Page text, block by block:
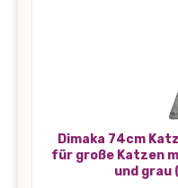
Dimaka 74cm
für große Katzen
und grau